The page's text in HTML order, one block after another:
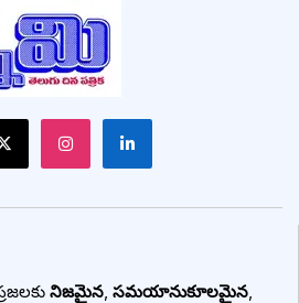
నిజమైన సమయానుకూలమైన